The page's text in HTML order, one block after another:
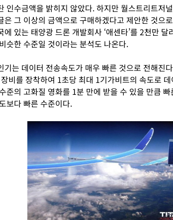
인수금액을 밝히지 않았다. 하지만 월스트리트저
은 그 이상의 금액으로 구매하겠다고 제안한 것으
에 있는 태양광 드론 개발회사 ‘애센타’를 2천만 달
슷한 수준일 것이라는 분석도 나온다.
기는 데이터 전송속도가 매우 빠른 것으로 전해진
비를 장착하여 1초당 최대 1기가비트의 속도로
준의 고화질 영화를 1분 만에 받을 수 있을 만큼
보다 빠른 수준이다.